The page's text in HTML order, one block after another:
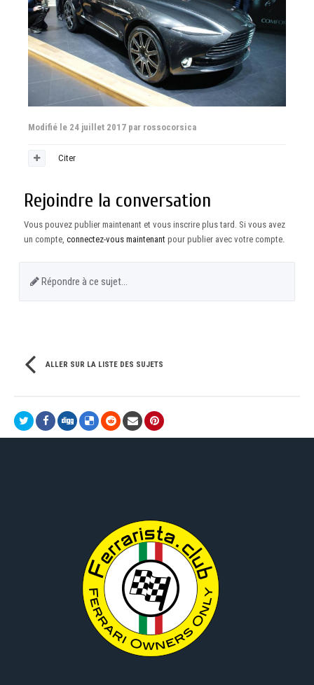
Modifié le 24 juillet 2017 par rossocorsica
Citer
Rejoindre la conversation
Vous pouvez publier maintenant et vous inscrire plus tard. Si vous avez
un compte, connectez-vous maintenant pour publier avec votre compte.
Répondre à ce sujet…
ALLER SUR LA LISTE DES SUJETS